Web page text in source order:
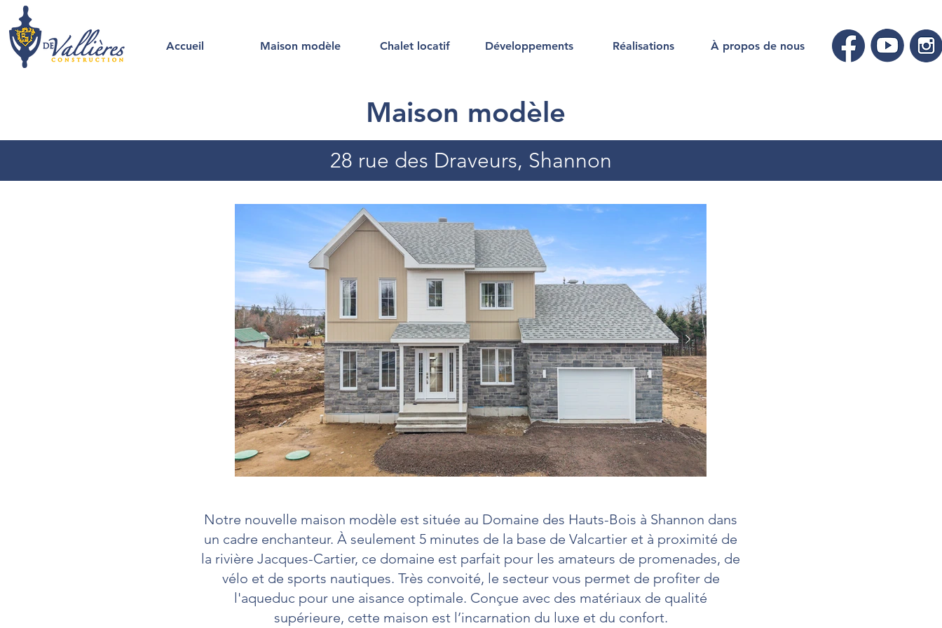
Accueil Maison modèle Chalet locatif Développements Réalisations À propos de nous
Maison modèle
28 rue des Draveurs, Shannon
​Notre nouvelle maison modèle est située au Domaine des Hauts-Bois à Shannon dans
un cadre enchanteur. À seulement 5 minutes de la base de Valcartier et à proximité de
la rivière Jacques-Cartier, ce domaine est parfait pour les amateurs de promenades, de
vélo et de sports nautiques. Très convoité, le secteur vous permet de profiter de
l'aqueduc pour une aisance optimale. Conçue avec des matériaux de qualité
supérieure, cette maison est l’incarnation du luxe et du confort.